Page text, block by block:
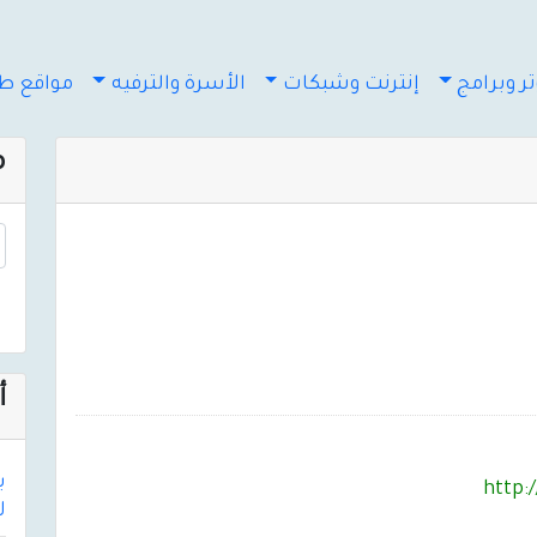
وبرامج إنترنت وشبكات الأسرة والترفيه مواقع